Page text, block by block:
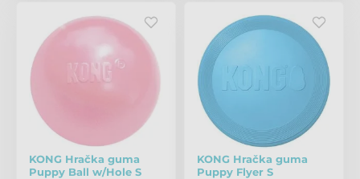
KONG Hračka guma
Puppy Ball w/Hole S
KONG Hračka guma
Puppy Flyer S